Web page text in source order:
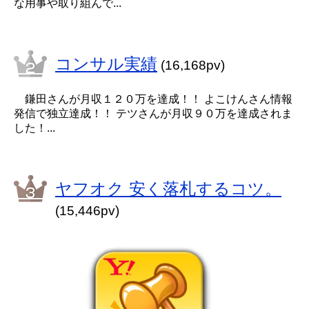
な用事や取り組んで...
コンサル実績 (16,168pv)
鎌田さんが月収１２０万を達成！！ よこけんさん情報
発信で独立達成！！ テツさんが月収９０万を達成されま
した！...
ヤフオク 安く落札するコツ。
(15,446pv)